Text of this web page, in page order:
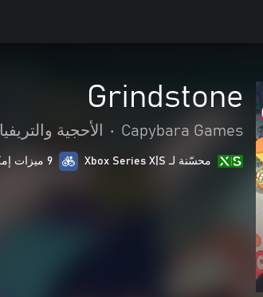
Grindstone
Capybara Games
• الأحجية والتريفيا
محسّنة لـ Xbox Series X|S 9 ميزات إمكانية وصول ذوي الاحتياجات الخاصة